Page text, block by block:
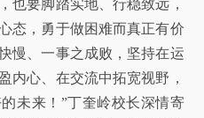
也要脚踏实地、行稳致远，
态，勇于做困难而真正有价
慢、一事之成败，坚持在运
内心、在交流中拓宽视野，
未来！”丁奎岭校长深情寄